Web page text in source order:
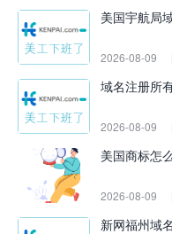
美国宇航局
2026-08-09
域名注册所
2026-08-09
美国商标怎
2026-08-09
新网福州域